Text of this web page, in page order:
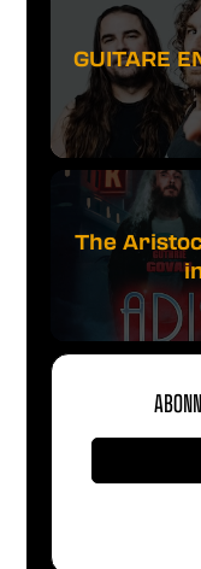
GUITARE
The